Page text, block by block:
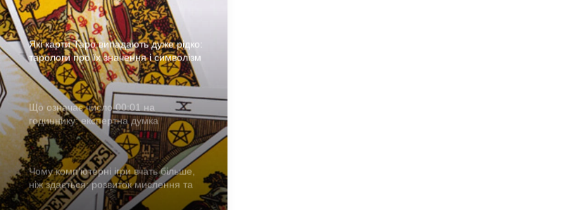
«магічність» і символізм
Які карти Таро випадають дуже рідко:
тарологи про їх значення і символізм
Що означає число 00:01 на
годиннику: експертна думка
езотериків
Чому комп’ютерні ігри вчать більше,
ніж здається: розвиток мислення та
навичок